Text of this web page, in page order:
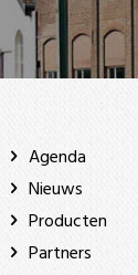
Agenda
Nieuws
Producten
Partners